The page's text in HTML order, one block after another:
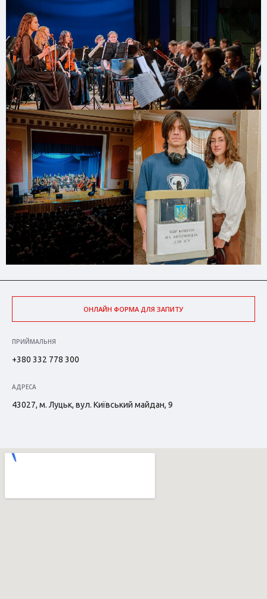
ОНЛАЙН ФОРМА ДЛЯ ЗАПИТУ
ПРИЙМАЛЬНЯ
+380 332 778 300
АДРЕСА
43027, м. Луцьк, вул. Київський майдан, 9